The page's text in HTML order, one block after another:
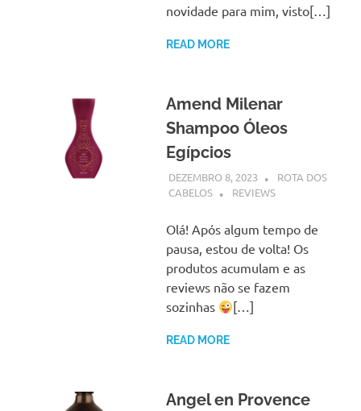
novidade para mim, visto[…]
READ MORE
Amend Milenar
Shampoo Óleos
Egípcios
DEZEMBRO 8, 2023
ROTA DOS
CABELOS
REVIEWS
Olá! Após algum tempo de
pausa, estou de volta! Os
produtos acumulam e as
reviews não se fazem
sozinhas
[…]
READ MORE
Angel en Provence